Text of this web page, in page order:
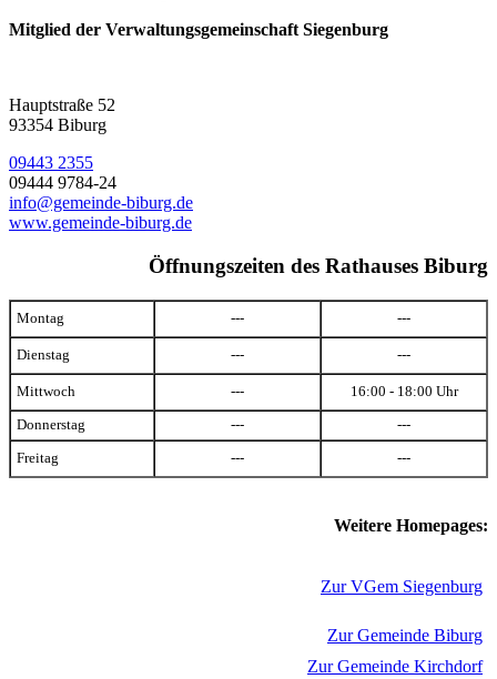
Mitglied der Verwaltungsgemeinschaft Siegenburg
Hauptstraße 52
93354 Biburg
09443 2355
09444 9784-24
info@gemeinde-biburg.de
www.gemeinde-biburg.de
Öffnungszeiten des Rathauses Biburg
Montag --- ---
Dienstag --- ---
Mittwoch --- 16:00 - 18:00 Uhr
Donnerstag --- ---
Freitag --- ---
Weitere Homepages:
Zur VGem Siegenburg
Zur Gemeinde Biburg
Zur Gemeinde Kirchdorf